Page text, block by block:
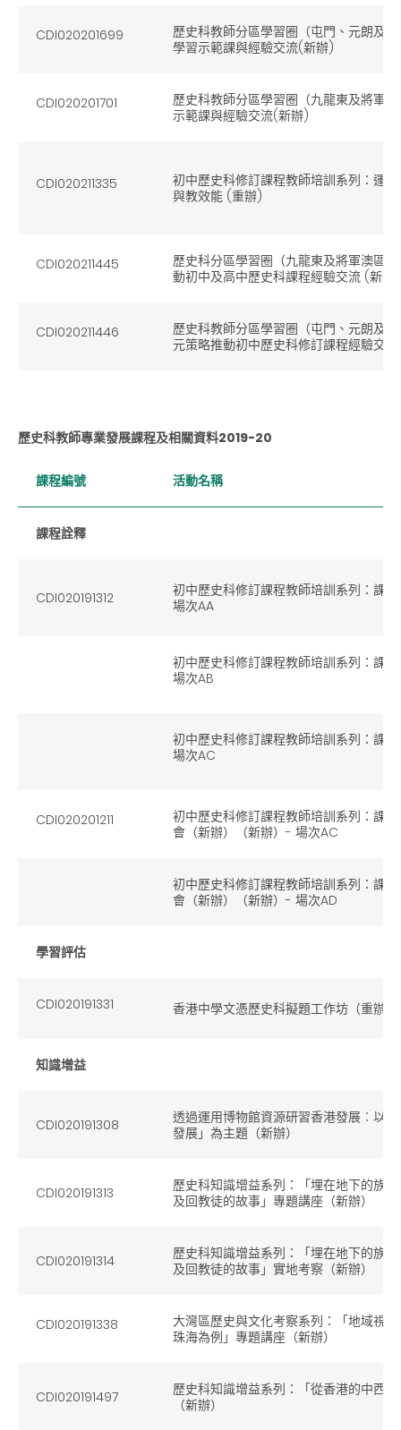
CDI020201699
歷史科教師分區學習圈（屯門、元朗及
學習示範課與經驗交流(新辦)
CDI020201701
歷史科教師分區學習圈（九龍東及將軍
示範課與經驗交流(新辦)
CDI020211335
初中歷史科修訂課程教師培訓系列：運
與教效能 (重辦)
CDI020211445
歷史科分區學習圈（九龍東及將軍澳區
動初中及高中歷史科課程經驗交流 (新辦)
CDI020211446
歷史科教師分區學習圈（屯門、元朗及
元策略推動初中歷史科修訂課程經驗交
歷史科教師專業發展課程及相關資料2019-20
課程編號 活動名稱
課程詮釋
CDI020191312
初中歷史科修訂課程教師培訓系列：課
場次AA
初中歷史科修訂課程教師培訓系列：課
場次AB
初中歷史科修訂課程教師培訓系列：課
場次AC
CDI020201211
初中歷史科修訂課程教師培訓系列：課
會（新辦）（新辦）- 場次AC
初中歷史科修訂課程教師培訓系列：課
會（新辦）（新辦）- 場次AD
學習評估
CDI020191331 香港中學文憑歷史科擬題工作坊（重辦）
知識增益
CDI020191308
透過運用博物館資源研習香港發展︰以
發展」為主題（新辦）
CDI020191313
歷史科知識增益系列：「埋在地下的族
及回教徒的故事」專題講座（新辦）
CDI020191314
歷史科知識增益系列：「埋在地下的族
及回教徒的故事」實地考察（新辦）
CDI020191338
大灣區歷史與文化考察系列：「地域視
珠海為例」專題講座（新辦）
CDI020191497
歷史科知識增益系列：「從香港的中西
（新辦）